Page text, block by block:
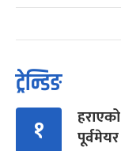
ट्रेन्डिङ
१